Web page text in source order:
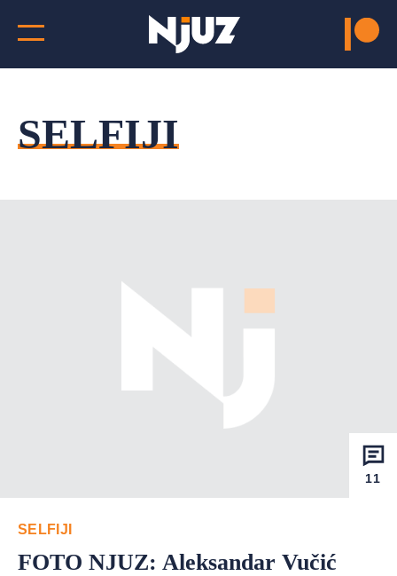
SELFIJI
11
SELFIJI
FOTO NJUZ: Aleksandar Vučić